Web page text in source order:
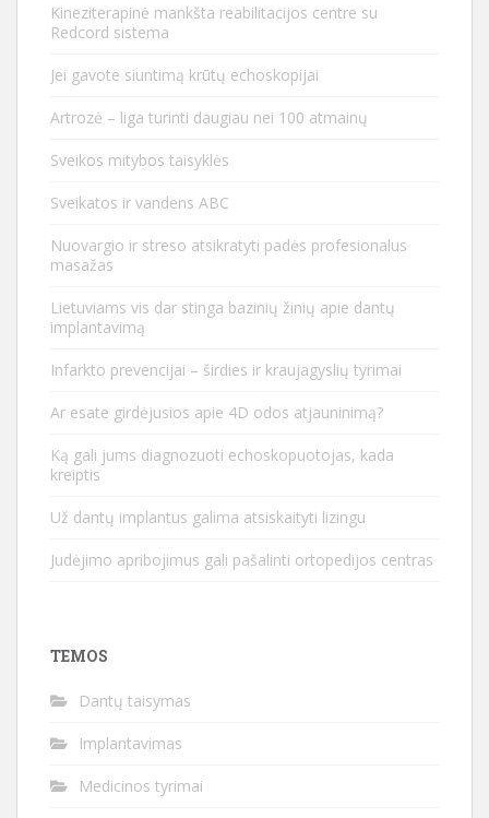
Kineziterapinė mankšta reabilitacijos centre su
Redcord sistema
Jei gavote siuntimą krūtų echoskopijai
Artrozė – liga turinti daugiau nei 100 atmainų
Sveikos mitybos taisyklės
Sveikatos ir vandens ABC
Nuovargio ir streso atsikratyti padės profesionalus
masažas
Lietuviams vis dar stinga bazinių žinių apie dantų
implantavimą
Infarkto prevencijai – širdies ir kraujagyslių tyrimai
Ar esate girdėjusios apie 4D odos atjauninimą?
Ką gali jums diagnozuoti echoskopuotojas, kada
kreiptis
Už dantų implantus galima atsiskaityti lizingu
Judėjimo apribojimus gali pašalinti ortopedijos centras
TEMOS
Dantų taisymas
Implantavimas
Medicinos tyrimai